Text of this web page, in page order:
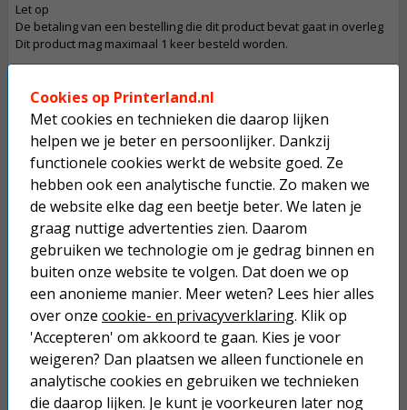
Let op
De betaling van een bestelling die dit product bevat gaat in overleg
Dit product mag maximaal 1 keer besteld worden.
Op werkdagen voor 22:30 uur besteld, morgen in huis.
Superscherpe prijzen!
Niet goed geld terug.
Gratis verzending boven € 25,-
Betaal binnen 14 dagen na aankoop
Anderen kochten ook...
Brother TN-2410 tonercartridge
zwart
47,50
Cookies op Printerland.nl
Met cookies en technieken die daarop lijken
helpen we je beter en persoonlijker. Dankzij
functionele cookies werkt de website goed. Ze
hebben ook een analytische functie. Zo maken we
de website elke dag een beetje beter. We laten je
graag nuttige advertenties zien. Daarom
gebruiken we technologie om je gedrag binnen en
buiten onze website te volgen. Dat doen we op
een anonieme manier. Meer weten? Lees hier alles
over onze cookie- en privacyverklaring. Klik op
'Accepteren' om akkoord te gaan. Kies je voor
weigeren? Dan plaatsen we alleen functionele en
analytische cookies en gebruiken we technieken
die daarop lijken. Je kunt je voorkeuren later nog